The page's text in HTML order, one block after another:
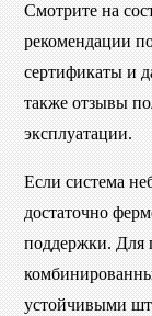
Смотрите на
рекомендации
сертификаты и
также отзывы
эксплуатации.
Если система
достаточно
поддержки. Для
устойчивыми